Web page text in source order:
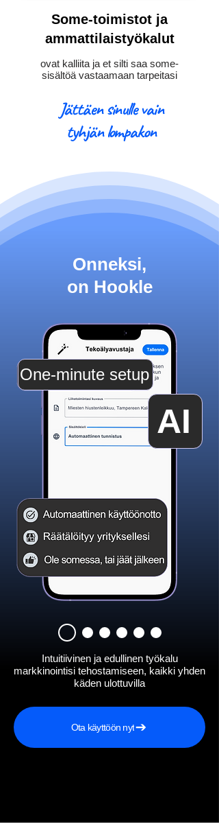
Some-toimistot ja
ammattilaistyökalut
ovat kalliita ja et silti saa some-
sisältöä vastaamaan tarpeitasi
Jättäen sinulle vain
tyhjän lompakon
Onneksi,
on Hookle
Intuitiivinen ja edullinen työkalu
markkinointisi tehostamiseen, kaikki yhden
käden ulottuvilla
Ota käyttöön nyt
AI
One-minute setup